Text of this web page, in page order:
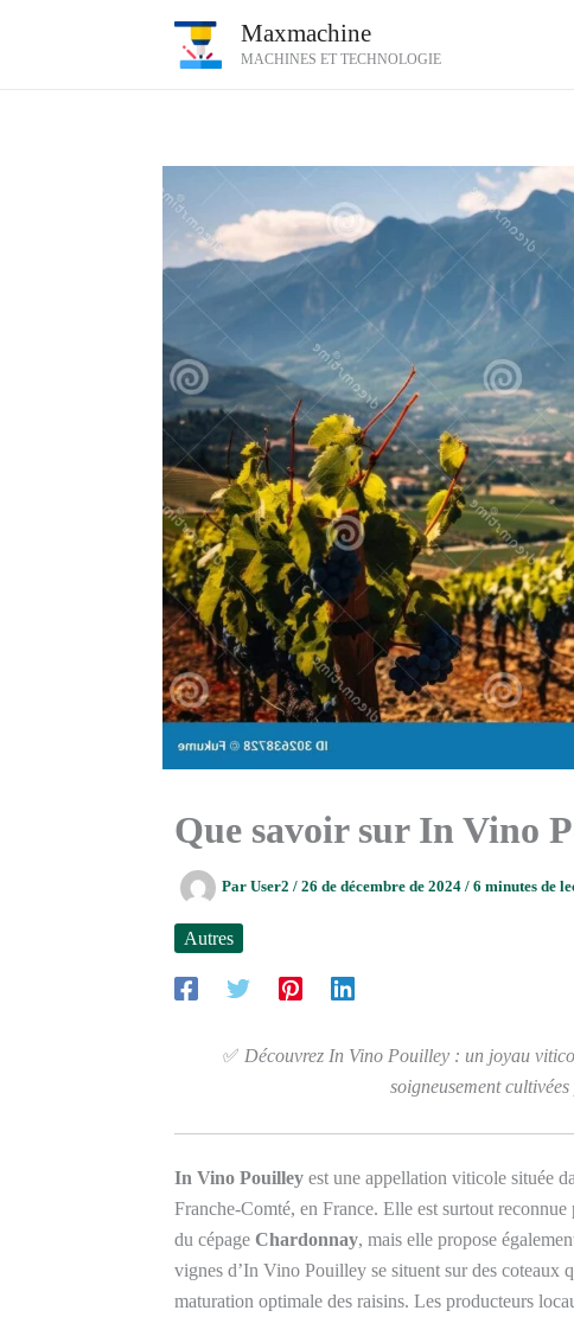
Maxmachine
MACHINES ET TECHNOLOGIE
Que savoir sur In Vino
Par User2 / 26 de décembre de 2024 / 6 minutes de
Autres
✅ Découvrez In Vino Pouilley : un joyau
soigneusement
In Vino Pouilley est une appellation viticole située
Franche-Comté, en France. Elle est surtout reconnue
du cépage Chardonnay, mais elle propose
vignes d’In Vino Pouilley se situent sur des coteaux
maturation optimale des raisins. Les producteurs